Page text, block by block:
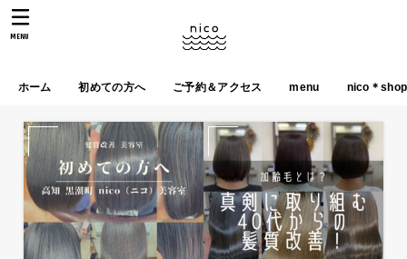
ホーム 初めての方へ ご予約＆アクセス menu nico＊shop
MENU